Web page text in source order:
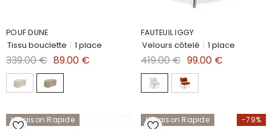
POUF DUNE
Tissu bouclette | 1 place
339.00 € 89.00 €
FAUTEUIL IGGY
Velours côtelé | 1 place
419.00 € 99.00 €
Livraison Rapide -79%
Livraison Rapide